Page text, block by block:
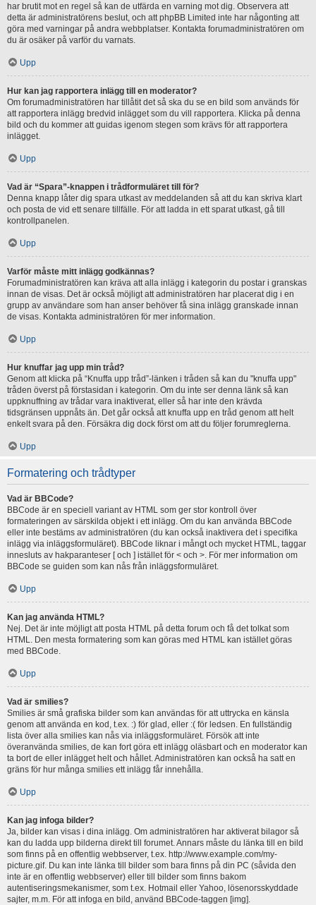
har brutit mot en regel så kan de utfärda en varning mot dig. Observera att
detta är administratörens beslut, och att phpBB Limited inte har någonting att
göra med varningar på andra webbplatser. Kontakta forumadministratören om
du är osäker på varför du varnats.
Upp
Hur kan jag rapportera inlägg till en moderator?
Om forumadministratören har tillåtit det så ska du se en bild som används för
att rapportera inlägg bredvid inlägget som du vill rapportera. Klicka på denna
bild och du kommer att guidas igenom stegen som krävs för att rapportera
inlägget.
Upp
Vad är “Spara”-knappen i trådformuläret till för?
Denna knapp låter dig spara utkast av meddelanden så att du kan skriva klart
och posta de vid ett senare tillfälle. För att ladda in ett sparat utkast, gå till
kontrollpanelen.
Upp
Varför måste mitt inlägg godkännas?
Forumadministratören kan kräva att alla inlägg i kategorin du postar i granskas
innan de visas. Det är också möjligt att administratören har placerat dig i en
grupp av användare som han anser behöver få sina inlägg granskade innan
de visas. Kontakta administratören för mer information.
Upp
Hur knuffar jag upp min tråd?
Genom att klicka på “Knuffa upp tråd”-länken i tråden så kan du "knuffa upp"
tråden överst på förstasidan i kategorin. Om du inte ser denna länk så kan
uppknuffning av trådar vara inaktiverat, eller så har inte den krävda
tidsgränsen uppnåts än. Det går också att knuffa upp en tråd genom att helt
enkelt svara på den. Försäkra dig dock först om att du följer forumreglerna.
Upp
Formatering och trådtyper
Vad är BBCode?
BBCode är en speciell variant av HTML som ger stor kontroll över
formateringen av särskilda objekt i ett inlägg. Om du kan använda BBCode
eller inte bestäms av administratören (du kan också inaktivera det i specifika
inlägg via inläggsformuläret). BBCode liknar i mångt och mycket HTML, taggar
innesluts av hakparanteser [ och ] istället för < och >. För mer information om
BBCode se guiden som kan nås från inläggsformuläret.
Upp
Kan jag använda HTML?
Nej. Det är inte möjligt att posta HTML på detta forum och få det tolkat som
HTML. Den mesta formatering som kan göras med HTML kan istället göras
med BBCode.
Upp
Vad är smilies?
Smilies är små grafiska bilder som kan användas för att uttrycka en känsla
genom att använda en kod, t.ex. :) för glad, eller :( för ledsen. En fullständig
lista över alla smilies kan nås via inläggsformuläret. Försök att inte
överanvända smilies, de kan fort göra ett inlägg oläsbart och en moderator kan
ta bort de eller inlägget helt och hållet. Administratören kan också ha satt en
gräns för hur många smilies ett inlägg får innehålla.
Upp
Kan jag infoga bilder?
Ja, bilder kan visas i dina inlägg. Om administratören har aktiverat bilagor så
kan du ladda upp bilderna direkt till forumet. Annars måste du länka till en bild
som finns på en offentlig webbserver, t.ex. http://www.example.com/my-
picture.gif. Du kan inte länka till bilder som bara finns på din PC (såvida den
inte är en offentlig webbserver) eller till bilder som finns bakom
autentiseringsmekanismer, som t.ex. Hotmail eller Yahoo, lösenorsskyddade
sajter, m.m. För att infoga en bild, använd BBCode-taggen [img].